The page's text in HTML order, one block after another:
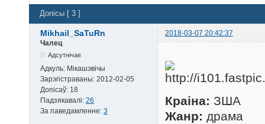
Допісы [ 3 ]
Mikhail_SaTuRn
2018-03-07 20:42:37
Чалец
Адсутнічае
Адкуль: Мікашэвічы
Зарэгістраваны: 2012-02-05
Допісаў: 18
Падзякавалі: 26
За паведамленне: 3
Краіна: ЗША
Жанр: драма